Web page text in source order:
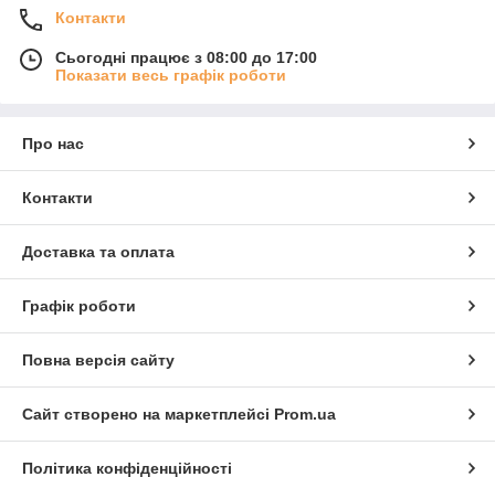
Контакти
Сьогодні працює з 08:00 до 17:00
Показати весь графік роботи
Про нас
Контакти
Доставка та оплата
Графік роботи
Повна версія сайту
Сайт створено на маркетплейсі Prom.ua
Політика конфіденційності